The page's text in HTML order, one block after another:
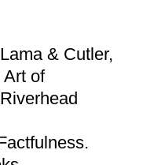
& Cutler,
Art of